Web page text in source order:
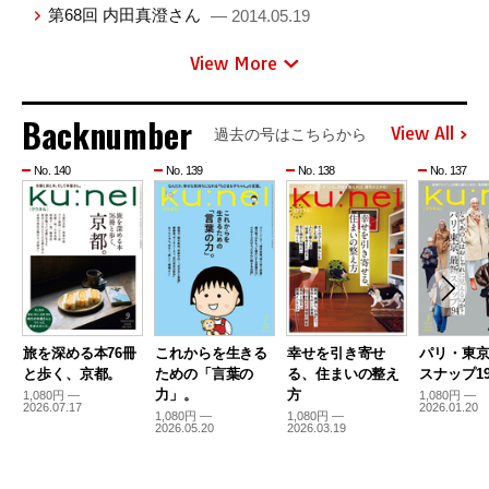
第68回 内田真澄さん — 2014.05.19
View More
Backnumber 過去の号はこちらから View All
No. 140
旅を深める本76冊
と歩く、京都。
1,080円 —
2026.07.17
No. 139
これからを生きる
ための「言葉の
力」。
1,080円 —
2026.05.20
No. 138
幸せを引き寄せ
る、住まいの整え
方
1,080円 —
2026.03.19
No. 137
パリ・東
スナップ
1,080円 —
2026.01.20